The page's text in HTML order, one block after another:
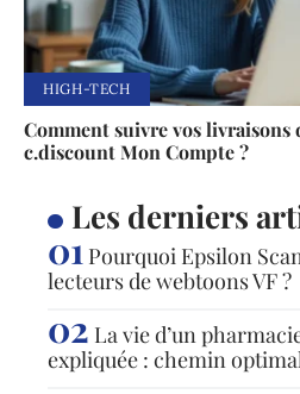
HIGH-TECH
Comment suivre vos
c.discount Mon Compte ?
Les derniers
Pourquoi Epsilon
lecteurs de webtoons VF ?
La vie d’un
expliquée : chemin